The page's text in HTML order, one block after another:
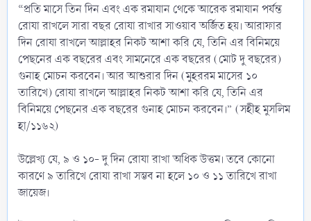
“প্রতি মাসে তিন দিন এবং এক রমাযান থেকে আরেক রমাযান পর্যন্ত
রোযা রাখলে সারা বছর রোযা রাখার সাওয়াব অর্জিত হয়। আরাফার
দিন রোযা রাখলে আল্লাহর নিকট আশা করি যে, তিনি এর বিনিময়ে
পেছনের এক বছরের এবং সামনেরে এক বছরের (মোট দু বছরের)
গুনাহ মোচন করবেন। আর আশুরার দিন (মুহররম মাসের ১০
তারিখে) রোযা রাখলে আল্লাহর নিকট আশা করি যে, তিনি এর
বিনিময়ে পেছনের এক বছরের গুনাহ মোচন করবেন।” (সহীহ মুসলিম
হা/১১৬২)
উল্লেখ্য যে, ৯ ও ১০- দু দিন রোযা রাখা অধিক উত্তম। তবে কোনো
কারণে ৯ তারিখে রোযা রাখা সম্ভব না হলে ১০ ও ১১ তারিখে রাখা
জায়েজ।